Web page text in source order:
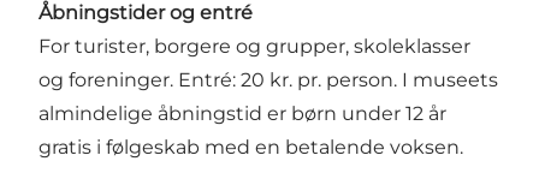
Åbningstider og entré
For turister, borgere og grupper, skoleklasser
og foreninger. Entré: 20 kr. pr. person. I museets
almindelige åbningstid er børn under 12 år
gratis i følgeskab med en betalende voksen.